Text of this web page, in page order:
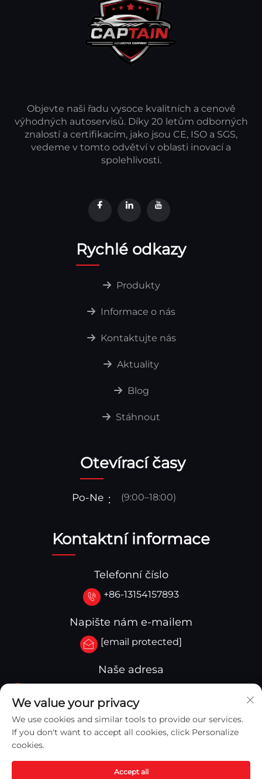
Objevte naši řadu vysoce kvalitních a cenově
výhodných autoservisů. Díky 20 letům odborných
znalostí a certifikacím, jako jsou CE, ISO a SGS,
vedeme v tomto odvětví v oblasti inovací a
spolehlivosti.
Rychlé odkazy
Produkty
Informace o nás
Kontaktujte nás
Aktuality
Blog
Stáhnout
Otevírací časy
Po-Ne (9:00–18:00)
Kontaktní informace
Telefonní číslo
+86-13154157893
Napište nám e-mailem
[email protected]
Naše adresa
ulice Qinghua, oblast Yingkou, Yingkou, Čína
We value your privacy
We use cookies and similar tools to provide our services.
If you don't want to accept all cookies, click Personalize
cookies.
Accept all